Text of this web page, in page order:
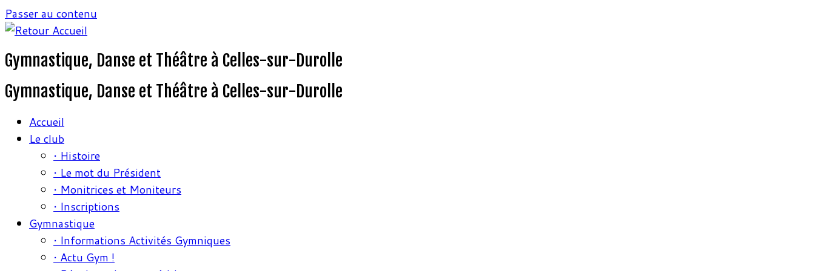
Passer au contenu
Gymnastique, Danse et Théâtre à Celles-sur-Durolle
Gymnastique, Danse et Théâtre à Celles-sur-Durolle
Accueil
Le club
• Histoire
• Le mot du Président
• Monitrices et Moniteurs
• Inscriptions
Gymnastique
• Informations Activités Gymniques
• Actu Gym !